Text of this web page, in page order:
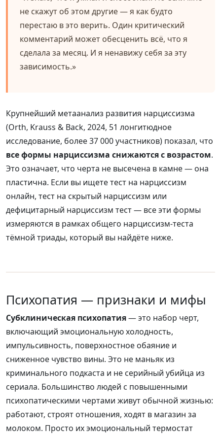
не скажут об этом другие — я как будто
перестаю в это верить. Один критический
комментарий может обесценить всё, что я
сделала за месяц. И я ненавижу себя за эту
зависимость.»
Крупнейший метаанализ развития нарциссизма
(Orth, Krauss & Back, 2024, 51 лонгитюдное
исследование, более 37 000 участников) показал, что
все формы нарциссизма снижаются с возрастом.
Это означает, что черта не высечена в камне — она
пластична. Если вы ищете тест на нарциссизм
онлайн, тест на скрытый нарциссизм или
дефицитарный нарциссизм тест — все эти формы
измеряются в рамках общего нарциссизм-теста
тёмной триады, который вы найдёте ниже.
Психопатия — признаки и мифы
Субклиническая психопатия— это набор черт,
включающий эмоциональную холодность,
импульсивность, поверхностное обаяние и
сниженное чувство вины. Это не маньяк из
криминального подкаста и не серийный убийца из
сериала. Большинство людей с повышенными
психопатическими чертами живут обычной жизнью:
работают, строят отношения, ходят в магазин за
молоком. Просто их эмоциональный термостат